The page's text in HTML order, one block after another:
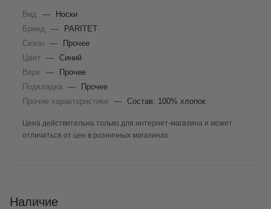
Вид —
Носки
Бренд
—
PARITET
Сезон
—
Прочее
Цвет — Синий
Верх
—
Прочее
Подкладка
—
Прочее
Прочие характеристики
— Состав: 100% хлопок
Цена действительна только для интернет-магазина и может
отличаться от цен в розничных магазинах
Наличие